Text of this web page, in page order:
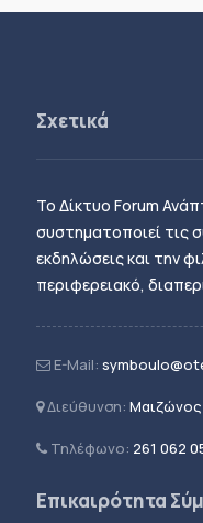
Σχετικά
Το Δίκτυο Forum
συστηματοποιεί τις
εκδηλώσεις και την
περιφερειακό,
E-Mail:
Διεύθυνση:
Τηλέφωνο: 261 062
Επικαιρότητα